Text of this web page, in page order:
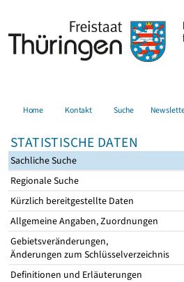
Home Kontakt Suche
STATISTISCHE DATEN
Sachliche Suche
Regionale Suche
Kürzlich bereitgestellte Daten
Allgemeine Angaben, Zuordnungen
Gebietsveränderungen,
Änderungen zum Schlüsselverzeichnis
Definitionen und Erläuterungen